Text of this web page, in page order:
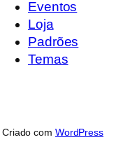
Eventos
Loja
Padrões
Temas
Criado com WordPress